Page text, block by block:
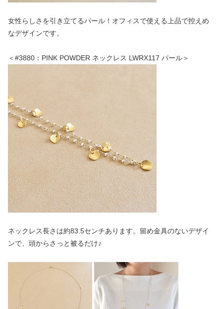
女性らしさを引き立てるパール！オフィスで使える上品で控えめ
なデザインです。
＜#3880：PINK POWDER ネックレス LWRX117 パール＞
ネックレス長さは約83.5センチあります。留め金具のないデザイ
ンで、頭からさっと被るだけ♪